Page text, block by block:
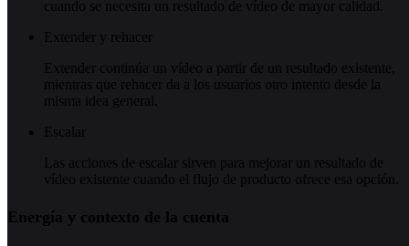
cuando se necesita un resultado de vídeo de mayor calidad.
Extender y rehacer
Extender continúa un vídeo a partir de un resultado existente,
mientras que rehacer da a los usuarios otro intento desde la
misma idea general.
Escalar
Las acciones de escalar sirven para mejorar un resultado de
vídeo existente cuando el flujo de producto ofrece esa opción.
Energía y contexto de la cuenta